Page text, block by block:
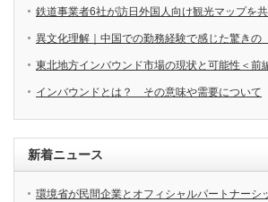
鉄道事業者6社が訪日外国人向け観光マップを
異文化理解｜中国での勤務経験で感じた驚きの
東北地方インバウンド市場の現状と可能性＜前
インバウンドとは？ その意味や需要について
新着ニュース
環境省が民間企業とオフィシャルパートナーシ